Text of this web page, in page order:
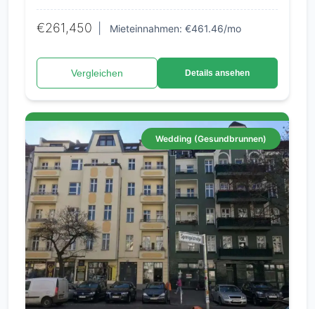
€261,450 Mieteinnahmen: €461.46/mo
Vergleichen Details ansehen
Wedding (Gesundbrunnen)